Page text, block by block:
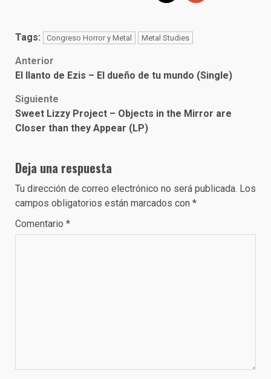
Tags: Congreso Horror y Metal Metal Studies
Post
navigation
Anterior
El llanto de Ezis – El dueño de tu mundo (Single)
Siguiente
Sweet Lizzy Project – Objects in the Mirror are
Closer than they Appear (LP)
Deja una respuesta
Tu dirección de correo electrónico no será publicada. Los
campos obligatorios están marcados con *
Comentario *